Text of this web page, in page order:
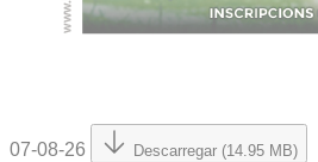
07-08-26 Descarregar (14.95 MB)